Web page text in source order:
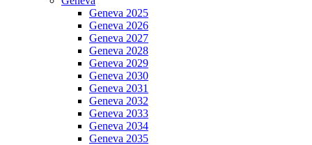
Geneva 2025
Geneva 2026
Geneva 2027
Geneva 2028
Geneva 2029
Geneva 2030
Geneva 2031
Geneva 2032
Geneva 2033
Geneva 2034
Geneva 2035